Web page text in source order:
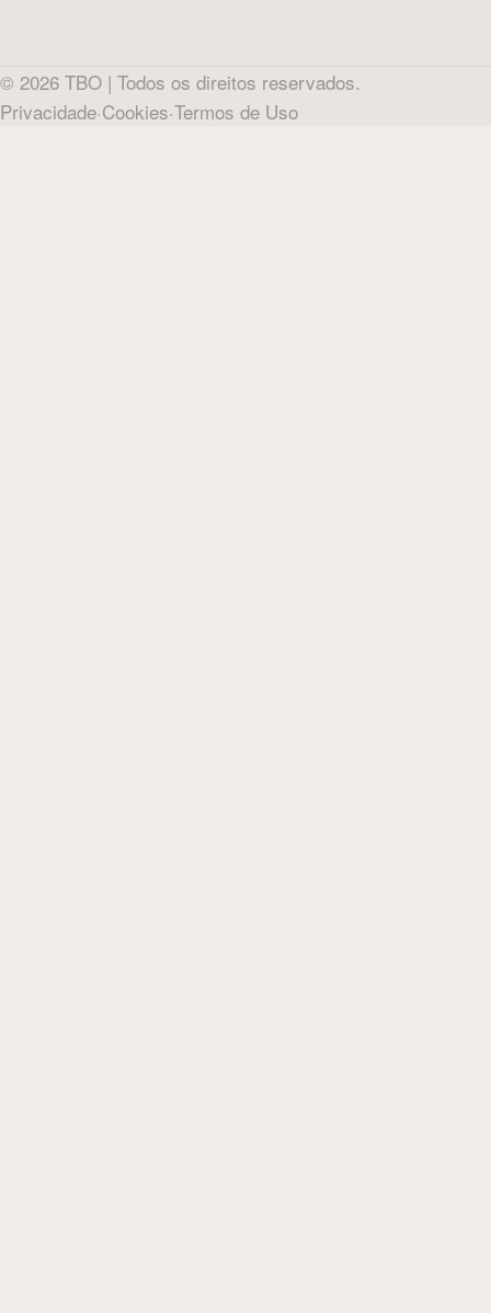
© 2026 TBO | Todos os direitos reservados.
Privacidade·Cookies·Termos de Uso